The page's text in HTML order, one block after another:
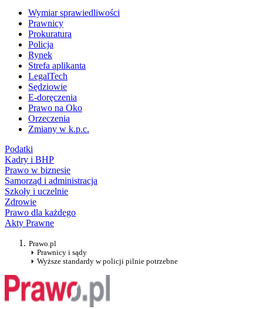
Wymiar sprawiedliwości
Prawnicy
Prokuratura
Policja
Rynek
Strefa aplikanta
LegalTech
Sędziowie
E-doręczenia
Prawo na Oko
Orzeczenia
Zmiany w k.p.c.
Podatki
Kadry i BHP
Prawo w biznesie
Samorząd i administracja
Szkoły i uczelnie
Zdrowie
Prawo dla każdego
Akty Prawne
Prawo.pl
Prawnicy i sądy
Wyższe standardy w policji pilnie potrzebne